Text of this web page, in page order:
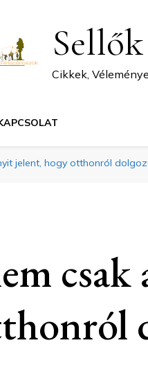
Cikkek,
jelent, hogy otthonról
csak